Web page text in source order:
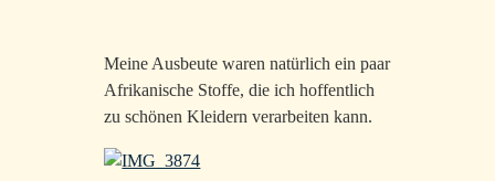
Meine Ausbeute waren natürlich ein paar
Afrikanische Stoffe, die ich hoffentlich
zu schönen Kleidern verarbeiten kann.